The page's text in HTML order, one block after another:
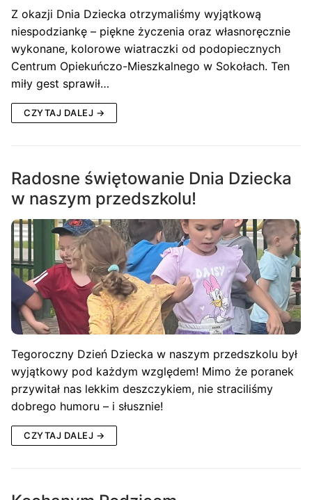
Z okazji Dnia Dziecka otrzymaliśmy wyjątkową
niespodziankę – piękne życzenia oraz własnoręcznie
wykonane, kolorowe wiatraczki od podopiecznych
Centrum Opiekuńczo-Mieszkalnego w Sokołach. Ten
miły gest sprawił…
CZYTAJ DALEJ →
Radosne świętowanie Dnia Dziecka
w naszym przedszkolu!
Tegoroczny Dzień Dziecka w naszym przedszkolu był
wyjątkowy pod każdym względem! Mimo że poranek
przywitał nas lekkim deszczykiem, nie straciliśmy
dobrego humoru – i słusznie!
CZYTAJ DALEJ →